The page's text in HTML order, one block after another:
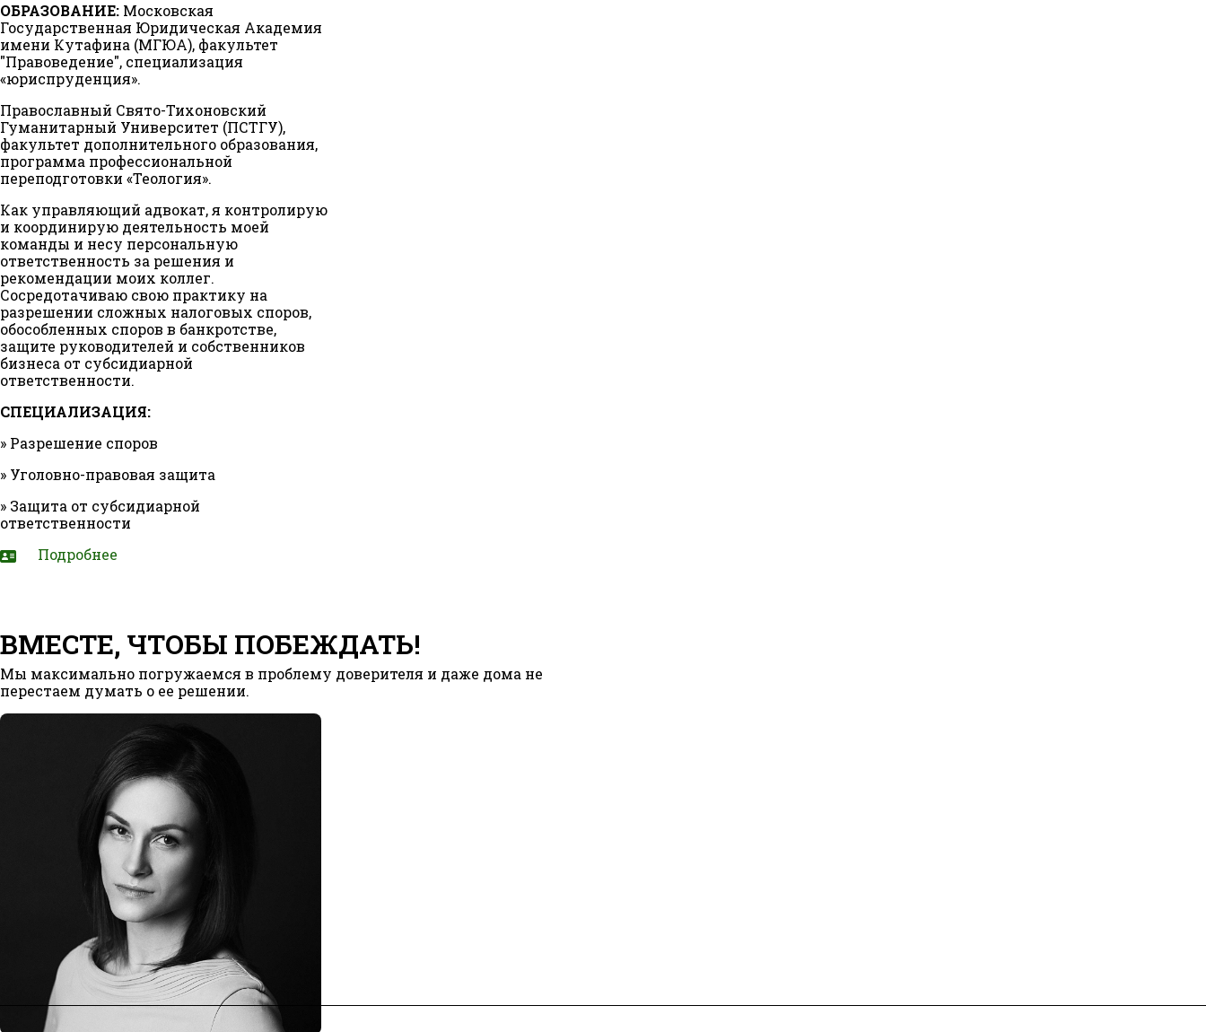
ОБРАЗОВАНИЕ: Московская
Государственная Юридическая Академия
имени Кутафина (МГЮА), факультет
"Правоведение", специализация
«юриспруденция».
Православный Свято-Тихоновский
Гуманитарный Университет (ПСТГУ),
факультет дополнительного образования,
программа профессиональной
переподготовки «Теология».
Как управляющий адвокат, я контролирую
и координирую деятельность моей
команды и несу персональную
ответственность за решения и
рекомендации моих коллег.
Сосредотачиваю свою практику на
разрешении сложных налоговых споров,
обособленных споров в банкротстве,
защите руководителей и собственников
бизнеса от субсидиарной
ответственности.
СПЕЦИАЛИЗАЦИЯ:
» Разрешение споров
» Уголовно-правовая защита
» Защита от субсидиарной
ответственности
Подробнее
ВМЕСТЕ, ЧТОБЫ ПОБЕЖДАТЬ!
Мы максимально погружаемся в проблему доверителя и даже дома не
перестаем думать о ее решении.